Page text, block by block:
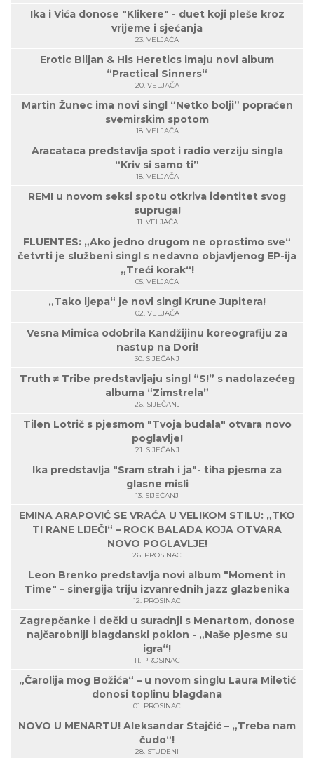
Ika i Vića donose "Klikere" - duet koji pleše kroz
vrijeme i sjećanja
23. VELJAČA
Erotic Biljan & His Heretics imaju novi album
“Practical Sinners“
20. VELJAČA
Martin Žunec ima novi singl “Netko bolji” popraćen
svemirskim spotom
18. VELJAČA
Aracataca predstavlja spot i radio verziju singla
“Kriv si samo ti”
18. VELJAČA
REMI u novom seksi spotu otkriva identitet svog
supruga!
11. VELJAČA
FLUENTES: „Ako jedno drugom ne oprostimo sve“
četvrti je službeni singl s nedavno objavljenog EP-ija
„Treći korak“!
05. VELJAČA
„Tako ljepa“ je novi singl Krune Jupitera!
02. VELJAČA
Vesna Mimica odobrila Kandžijinu koreografiju za
nastup na Dori!
30. SIJEČANJ
Truth ≠ Tribe predstavljaju singl “S!” s nadolazećeg
albuma “Zimstrela”
26. SIJEČANJ
Tilen Lotrič s pjesmom "Tvoja budala" otvara novo
poglavlje!
21. SIJEČANJ
Ika predstavlja "Sram strah i ja"- tiha pjesma za
glasne misli
13. SIJEČANJ
EMINA ARAPOVIĆ SE VRAĆA U VELIKOM STILU: „TKO
TI RANE LIJEČI“ – ROCK BALADA KOJA OTVARA
NOVO POGLAVLJE!
26. PROSINAC
Leon Brenko predstavlja novi album "Moment in
Time" – sinergija triju izvanrednih jazz glazbenika
12. PROSINAC
Zagrepčanke i dečki u suradnji s Menartom, donose
najčarobniji blagdanski poklon - „Naše pjesme su
igra“!
11. PROSINAC
„Čarolija mog Božića“ – u novom singlu Laura Miletić
donosi toplinu blagdana
01. PROSINAC
NOVO U MENARTU! Aleksandar Stajčić – „Treba nam
čudo“!
28. STUDENI